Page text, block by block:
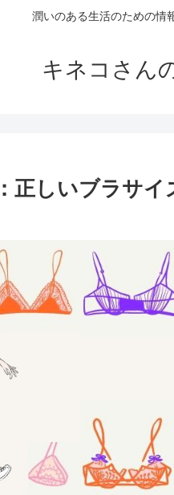
潤いのある生活のための情
キネコさん
正しいブラサイ